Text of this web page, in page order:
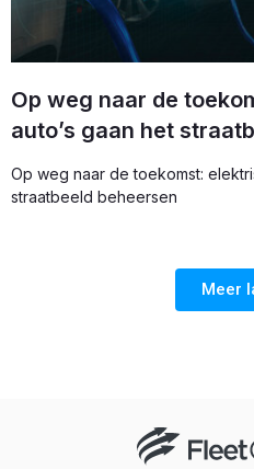
Op weg naar de
auto’s gaan het
Op weg naar de toekomst:
straatbeeld beheersen
Meer